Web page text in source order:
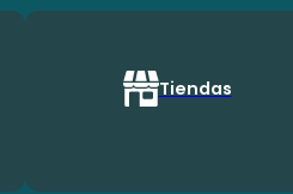
Tiendas